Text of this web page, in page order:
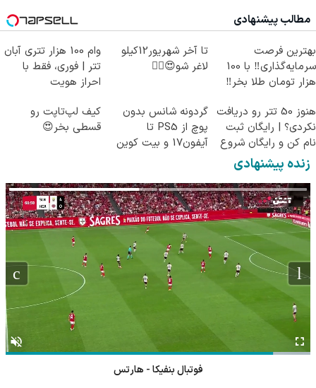
مطالب پیشنهادی
بهترین فرصت
سرمایه‌گذاری‼️ با 100
هزار تومان طلا بخر‼️
تا آخر شهریور12کیلو
لاغر شو😍👌🏻
وام 100 هزار تتری آبان
تتر | فوری، فقط با
احراز هویت
هنوز 50 تتر رو دریافت
نکردی؟ | رایگان ثبت
نام کن و رایگان شروع
کن!
گردونه شانس بدون
پوچ از PS5 تا
آیفون17 و بیت کوین
کیف لپ‌تاپت رو
قسطی بخر😍
زنده پیشنهادی
فوتبال بنفیکا - هارتس